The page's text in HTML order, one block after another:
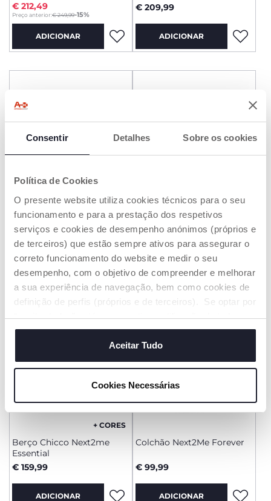
Consentir Detalhes Sobre os cookies
Política de Cookies
O presente website utiliza cookies técnicos para o seu
funcionamento e para a prestação dos respetivos
serviços e cookies de desempenho anónimos (próprios e
de terceiros) que estão sempre ativos para assegurar o
correto funcionamento do website e medir o seu
desempenho, com o objetivo de compreender e melhorar
a sua experiência de navegação, bem como cookies de
definição de perfis (próprios e de terceiros). Se optar por
“aceitar todos” está a consentir na utilização de todos os
cookies. Se quiser saber mais, alterar ou revogar o
consentimento de todos ou de alguns cookies, clique em
"mostrar detalhes". Ao fechar este aviso, está a
são necessários e essenciais para garantir o
funcionamento desta página.
Aceitar Tudo
Cookies Necessárias
Preço anterior:€ 249,99-15%
to
€ 212,49
ADICIONAR
€ 209,99
ADICIONAR
+ CORES
Berço Chicco Next2Me
Armonia
€ 209,99
Berço Chicco Next2me
Essential
€ 159,99
+ CORES
Berço Chicco Next2me
Essential
€ 159,99
ADICIONAR
Colchão Next2Me Forever
€ 99,99
ADICIONAR